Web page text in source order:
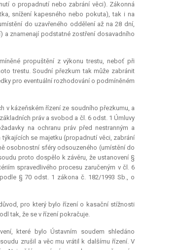
o propadnutí nebo zabrání věci). Zákonná
snížení kapesného nebo pokuta), tak i na
do uzavřeného oddělení až na 28 dní,
a znamenají podstatné zostření dosavadního
propuštění z výkonu trestu, neboť při
trestu. Soudní přezkum tak může zabránit
pro eventuální rozhodování o podmíněném
v kázeňském řízení ze soudního přezkumu, a
práv a svobod a čl. 6 odst. 1 Úmluvy
na ochranu práv před nestranným a
se majetku (propadnutí věci, zabrání
osobnostní sféry odsouzeného (umístění do
proto dospělo k závěru, že ustanovení §
spravedlivého procesu zaručeným v čl. 6
§ 70 odst. 1 zákona č. 182/1993 Sb., o
pro který bylo řízení o kasační stížnosti
tak, že se v řízení pokračuje.
které bylo Ústavním soudem shledáno
zrušil a věc mu vrátil k dalšímu řízení. V